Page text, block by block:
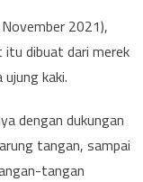
2021),
dibuat dari merek
kaki.
dengan dukungan
tangan, sampai
tangan